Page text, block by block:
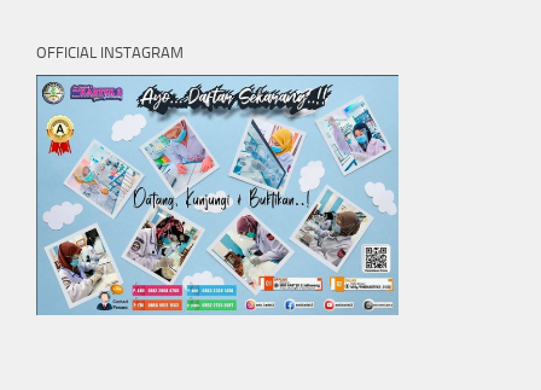
OFFICIAL INSTAGRAM